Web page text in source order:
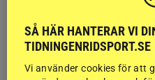
SÅ HÄR HANTERAR VI
TIDNINGENRIDSPORT.SE
Vi använder cookies för att